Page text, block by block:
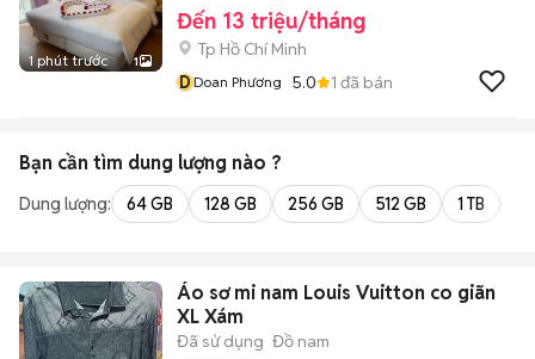
1 phút trước 1
Đến 13 triệu/tháng
Tp Hồ Chí Minh
DDoan Phương 5.0 1 đã bán
Bạn cần tìm dung lượng nào ?
Dung lượng: 64 GB 128 GB 256 GB 512 GB 1 TB
Áo sơ mi nam Louis Vuitton co giãn
XL Xám
Đã sử dụng Đồ nam